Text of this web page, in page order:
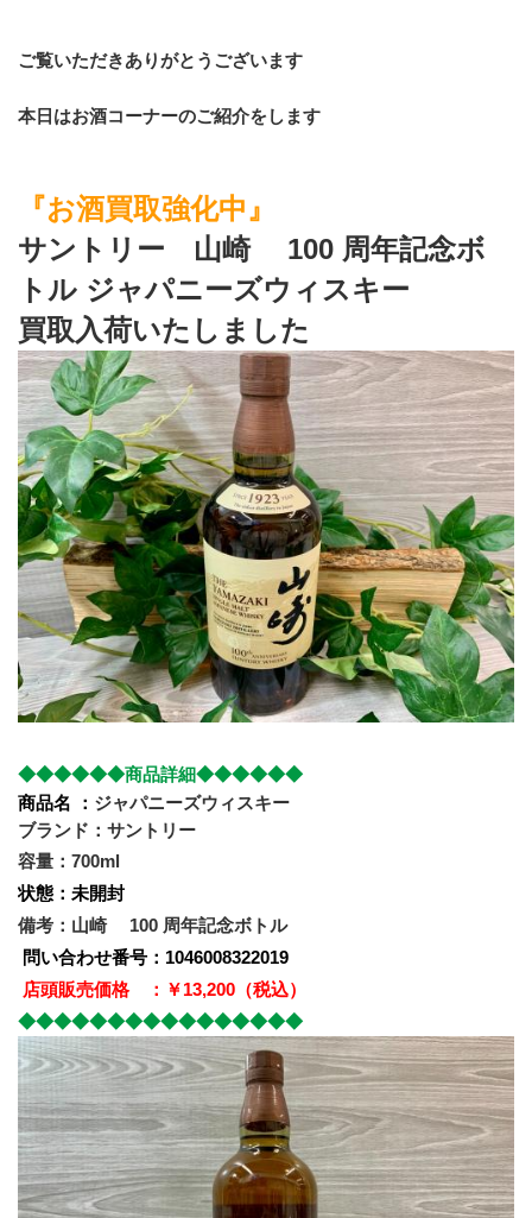
ご覧いただきありがとうございます
本日はお酒コーナーのご紹介をします
『お酒買取強化中』
サントリー　山崎 　100 周年記念ボ
トル ジャパニーズウィスキー
買取入荷いたしました
◆◆◆◆◆◆商品詳細◆◆◆◆◆◆
商品名 ： ジャパニーズウィスキー
ブランド：サントリー
容量：700ml
状態：未開封
備考：山崎 　100 周年記念ボトル
問い合わせ番号：1046008322019
店頭販売価格　：￥13,200（税込）
◆◆◆◆◆◆◆◆◆◆◆◆◆◆◆◆